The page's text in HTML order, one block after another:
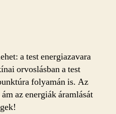
a test energiazavara
orvoslásban a test
folyamán is. Az
az energiák áramlását